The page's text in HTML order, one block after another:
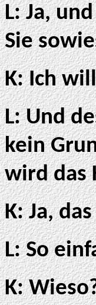
L: Ja,
Sie
K: Ich
L: Und
kein
wird das
K: Ja,
L: So
K: